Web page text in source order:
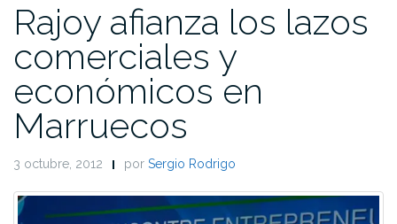
Rajoy afianza los lazos
comerciales y
económicos en
Marruecos
3 octubre, 2012 por Sergio Rodrigo